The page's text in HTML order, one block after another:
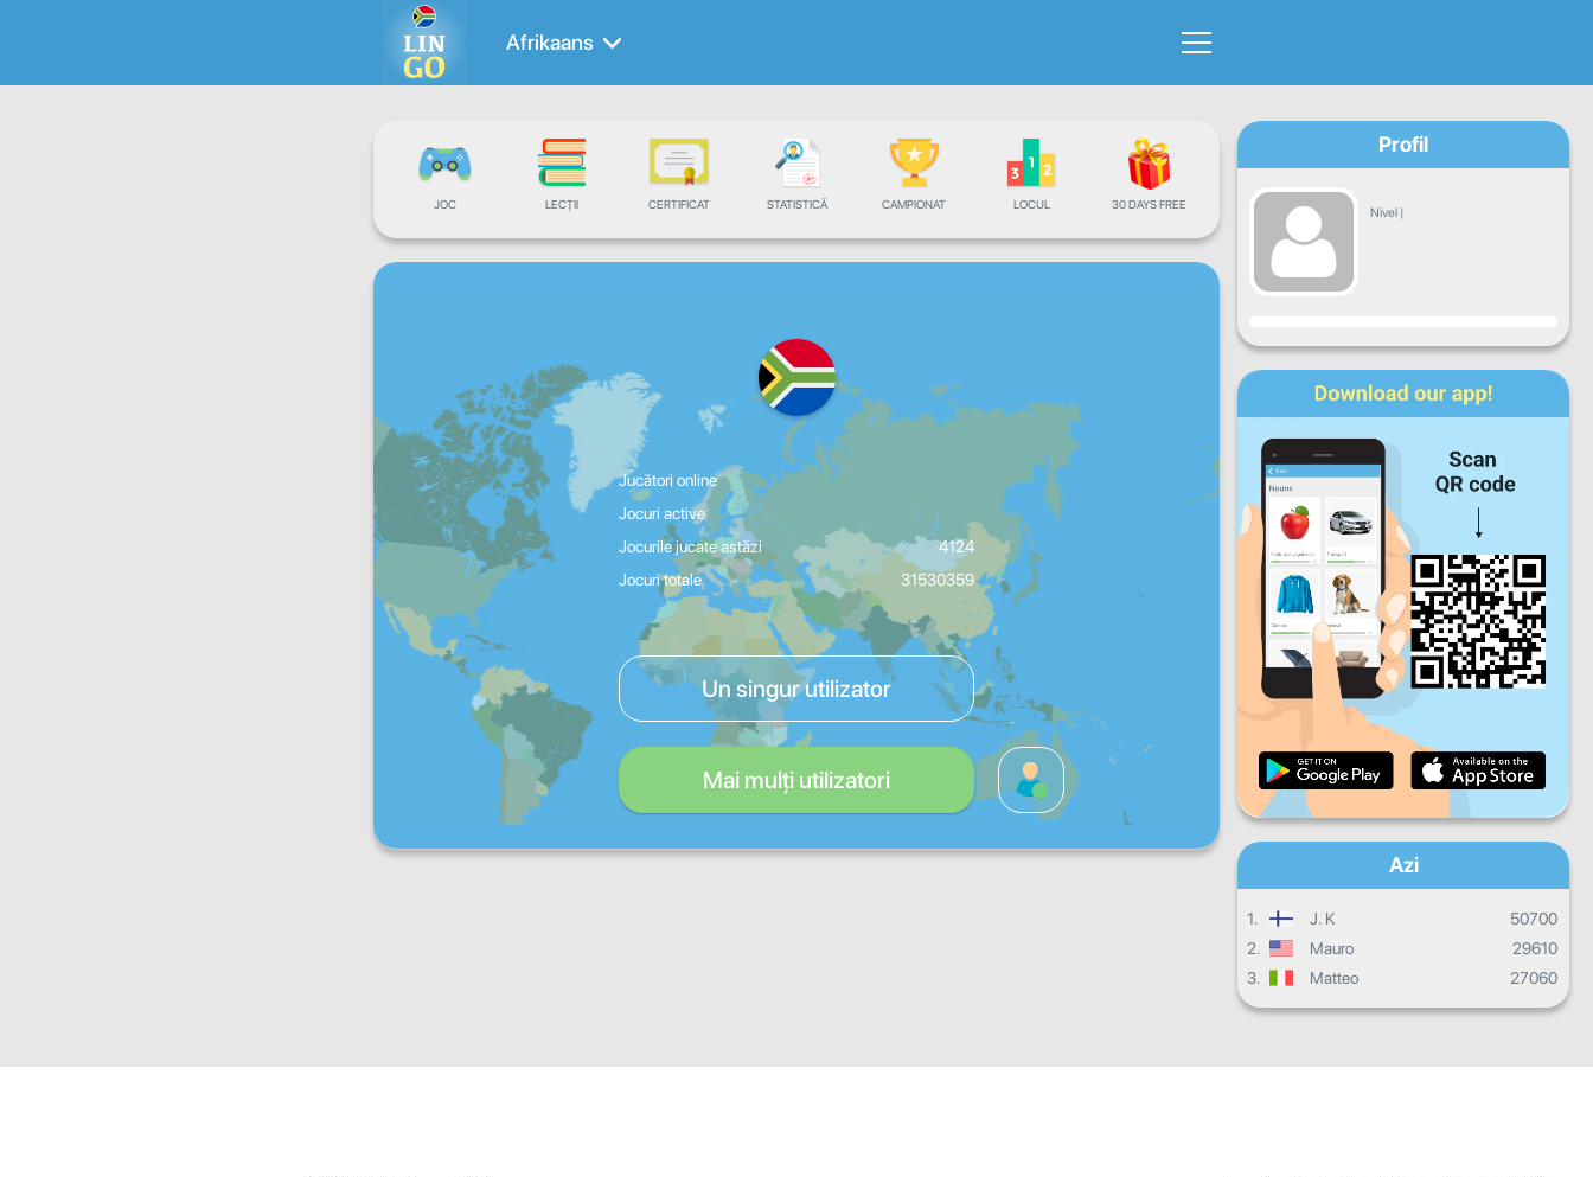
Afrikaans
JOC LECȚII CERTIFICAT STATISTICĂ CAMPIONAT LOCUL 30 DAYS FREE
Jucători online
Jocuri active
Jocurile jucate astăzi
4124
Jocuri totale
31530359
Un singur utilizator
Mai mulți utilizatori
Profil
Nivel |
Progres
Mi
S D
Progresul zilnic
Progresul lunar
Progres total
Azi
1. J. K
50700
2.
Mauro
29610
3.
Matteo 27060